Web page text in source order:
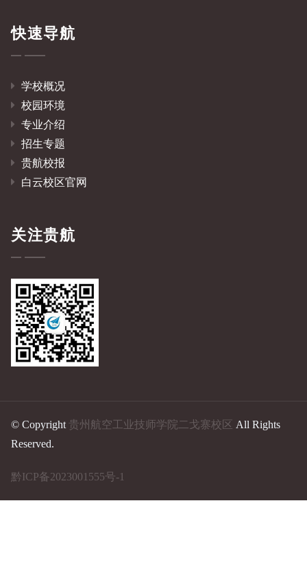
快速导航
学校概况
校园环境
专业介绍
招生专题
贵航校报
白云校区官网
关注贵航
© Copyright 贵州航空工业技师学院二戈寨校区 All Rights
Reserved.
黔ICP备2023001555号-1